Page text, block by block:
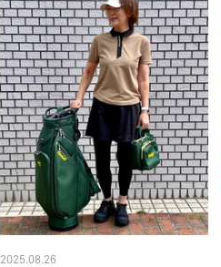
2025.08.26